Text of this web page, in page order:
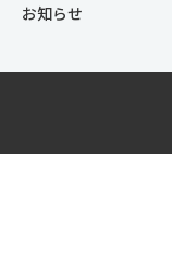
お知らせ